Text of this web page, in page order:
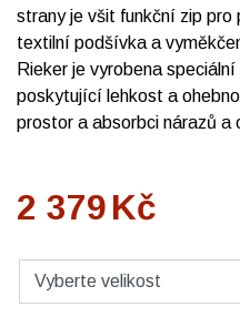
strany je všit funkční zip pro
textilní podšívka a
Rieker je vyrobena
poskytující lehkost a
prostor a absorbci nárazů a
2 379Kč